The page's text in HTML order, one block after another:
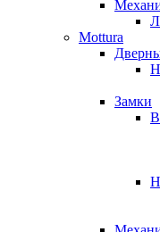
Mottura
Замки